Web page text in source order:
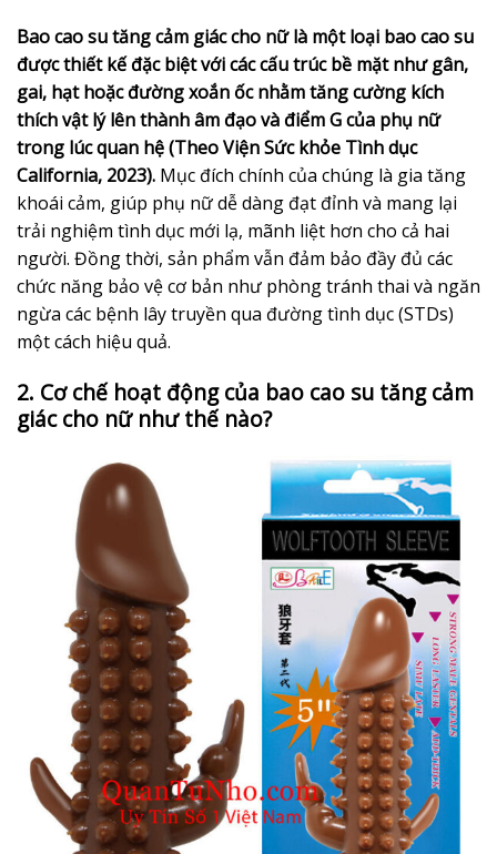
Bao cao su tăng cảm giác cho nữ là một loại bao cao su
được thiết kế đặc biệt với các cấu trúc bề mặt như gân,
gai, hạt hoặc đường xoắn ốc nhằm tăng cường kích
thích vật lý lên thành âm đạo và điểm G của phụ nữ
trong lúc quan hệ (Theo Viện Sức khỏe Tình dục
California, 2023). Mục đích chính của chúng là gia tăng
khoái cảm, giúp phụ nữ dễ dàng đạt đỉnh và mang lại
trải nghiệm tình dục mới lạ, mãnh liệt hơn cho cả hai
người. Đồng thời, sản phẩm vẫn đảm bảo đầy đủ các
chức năng bảo vệ cơ bản như phòng tránh thai và ngăn
ngừa các bệnh lây truyền qua đường tình dục (STDs)
một cách hiệu quả.
2. Cơ chế hoạt động của bao cao su tăng cảm
giác cho nữ như thế nào?